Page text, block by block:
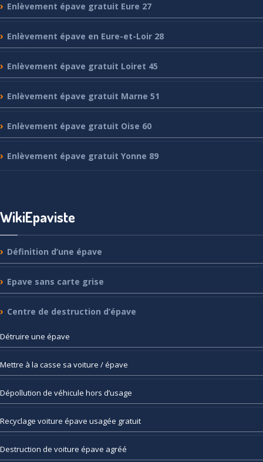
Enlèvement épave gratuit Eure 27
Enlèvement épave en Eure-et-Loir 28
Enlèvement épave gratuit Loiret 45
Enlèvement épave gratuit Marne 51
Enlèvement épave gratuit Oise 60
Enlèvement épave gratuit Yonne 89
WikiEpaviste
Définition d’une épave
Epave sans carte grise
Centre de destruction d’épave
Détruire une épave
Mettre à la casse sa voiture / épave
Dépollution de véhicule hors d’usage
Recyclage voiture épave usagée gratuit
Destruction de voiture épave agréé